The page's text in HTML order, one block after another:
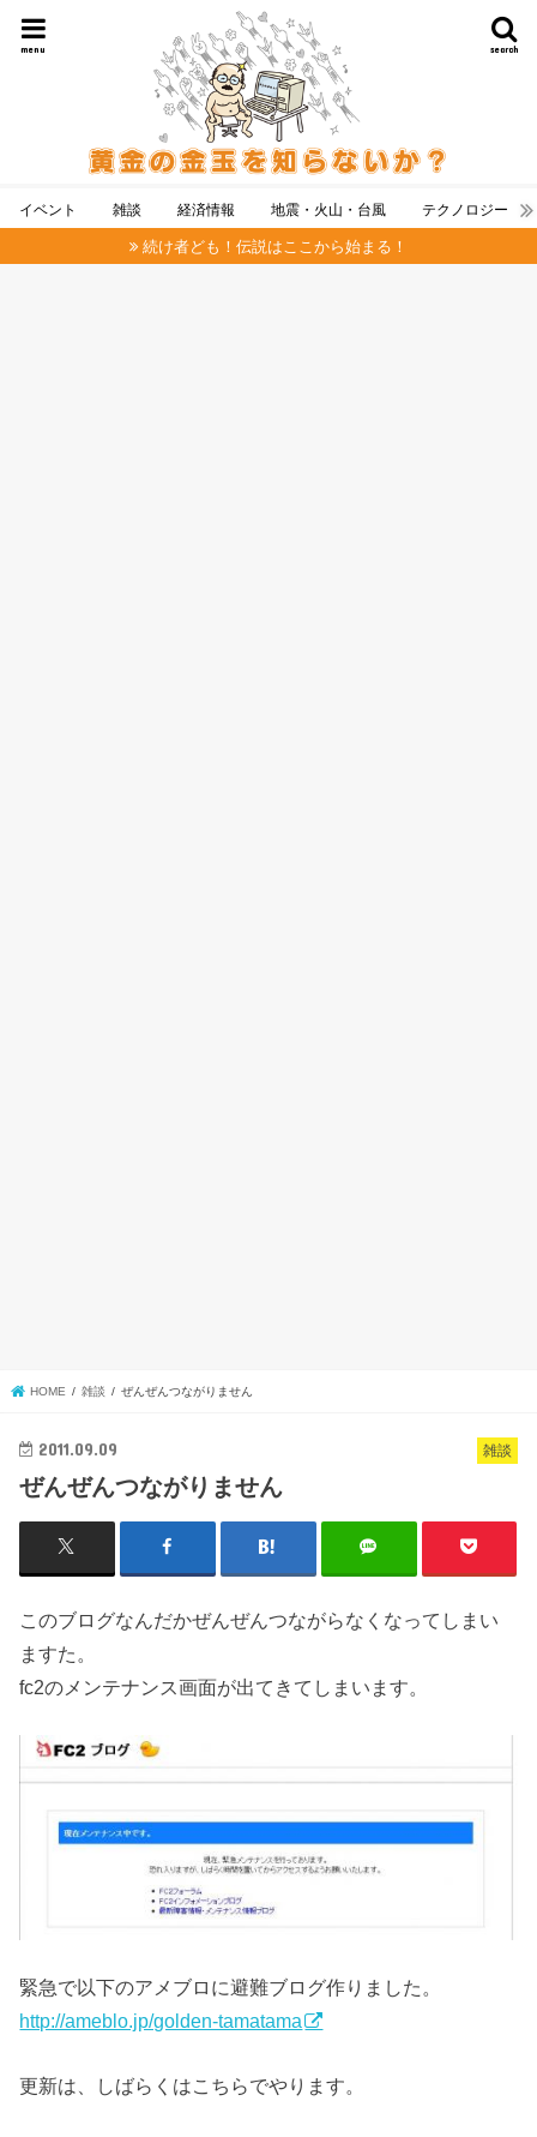
search
menu
イベント 雑談 経済情報 地震・火山・台風 テクノロジー
続け者ども！伝説はここから始まる！
HOME 雑談 ぜんぜんつながりません
雑談
2011.09.09
ぜんぜんつながりません
このブログなんだかぜんぜんつながらなくなってしまい
ますた。
fc2のメンテナンス画面が出てきてしまいます。
緊急で以下のアメブロに避難ブログ作りました。
http://ameblo.jp/golden-tamatama
更新は、しばらくはこちらでやります。